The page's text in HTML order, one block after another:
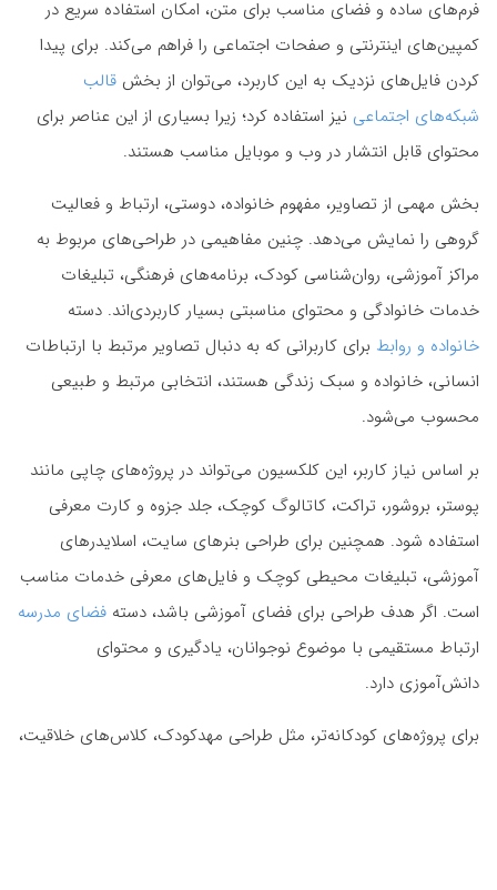
فرم‌های ساده و فضای مناسب برای متن، امکان استفاده سریع در
کمپین‌های اینترنتی و صفحات اجتماعی را فراهم می‌کند. برای پیدا
کردن فایل‌های نزدیک به این کاربرد، می‌توان از بخش قالب
شبکه‌های اجتماعی نیز استفاده کرد؛ زیرا بسیاری از این عناصر برای
محتوای قابل انتشار در وب و موبایل مناسب هستند.
بخش مهمی از تصاویر، مفهوم خانواده، دوستی، ارتباط و فعالیت
گروهی را نمایش می‌دهد. چنین مفاهیمی در طراحی‌های مربوط به
مراکز آموزشی، روان‌شناسی کودک، برنامه‌های فرهنگی، تبلیغات
خدمات خانوادگی و محتوای مناسبتی بسیار کاربردی‌اند. دسته
خانواده و روابط برای کاربرانی که به دنبال تصاویر مرتبط با ارتباطات
انسانی، خانواده و سبک زندگی هستند، انتخابی مرتبط و طبیعی
محسوب می‌شود.
بر اساس نیاز کاربر، این کلکسیون می‌تواند در پروژه‌های چاپی مانند
پوستر، بروشور، تراکت، کاتالوگ کوچک، جلد جزوه و کارت معرفی
استفاده شود. همچنین برای طراحی بنرهای سایت، اسلایدرهای
آموزشی، تبلیغات محیطی کوچک و فایل‌های معرفی خدمات مناسب
است. اگر هدف طراحی برای فضای آموزشی باشد، دسته فضای مدرسه
ارتباط مستقیمی با موضوع نوجوانان، یادگیری و محتوای
دانش‌آموزی دارد.
برای پروژه‌های کودکانه‌تر، مثل طراحی مهدکودک، کلاس‌های خلاقیت،